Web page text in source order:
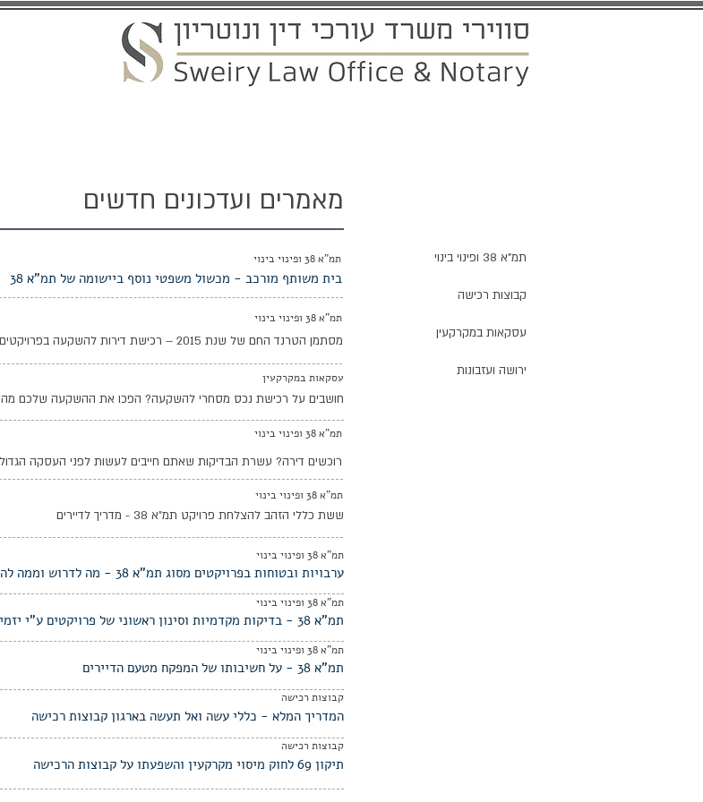
מאמרים ועדכונים חדשים
תמ"א 38 ופינוי בינוי
בית משותף מורכב - מכשול משפטי נוסף ביישומה של תמ"א 38
תמ"א 38 ופינוי בינוי
מסתמן הטרנד החם של שנת 2015 – רכישת דירות להשקעה בפרויקטים של תמ"א 38
עסקאות במקרקעין
תמ"א 38 ופינוי בינוי
קבוצות רכישה
עסקאות במקרקעין
ירושה ועזבונות
חושבים על רכישת נכס מסחרי להשקעה? הפכו את ההשקעה שלכם
תמ"א 38 ופינוי בינוי
רוכשים דירה? עשרת הבדיקות שאתם חייבים לעשות לפני העסקה
תמ"א 38 ופינוי בינוי
ששת כללי הזהב להצלחת פרויקט תמ"א 38 - מדריך לדיירים
תמ"א 38 ופינוי בינוי
ערבויות ובטוחות בפרויקטים מסוג תמ"א 38 - מה לדרוש וממה להיזהר
תמ"א 38 ופינוי בינוי
תמ"א 38 - בדיקות מקדמיות וסינון ראשוני של פרויקטים ע"י יזמים
תמ"א 38 ופינוי בינוי
תמ"א 38 - על חשיבותו של המפקח מטעם הדיירים
קבוצות רכישה
המדריך המלא - כללי עשה ואל תעשה בארגון קבוצות רכישה
קבוצות רכישה
תיקון 69 לחוק מיסוי מקרקעין והשפעתו על קבוצות הרכישה